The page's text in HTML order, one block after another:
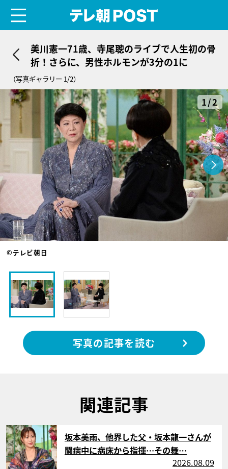
美川憲一71歳、寺尾聰のライブで人生初の骨
折！さらに、男性ホルモンが3分の1に
（写真ギャラリー 1/2）
1/2
©テレビ朝日
写真の記事を読む
関連記事
サムネイル
坂本美雨、他界した父・坂本龍一さんが
闘病中に病床から指揮…その舞…
2026.08.09